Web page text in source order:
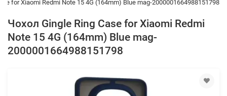
for Xiaomi Redmi Note 15 4G (164mm) Blue mag-2000001664988151798
Чохол Gingle Ring Case for Xiaomi Redmi
Note 15 4G (164mm) Blue mag-
2000001664988151798